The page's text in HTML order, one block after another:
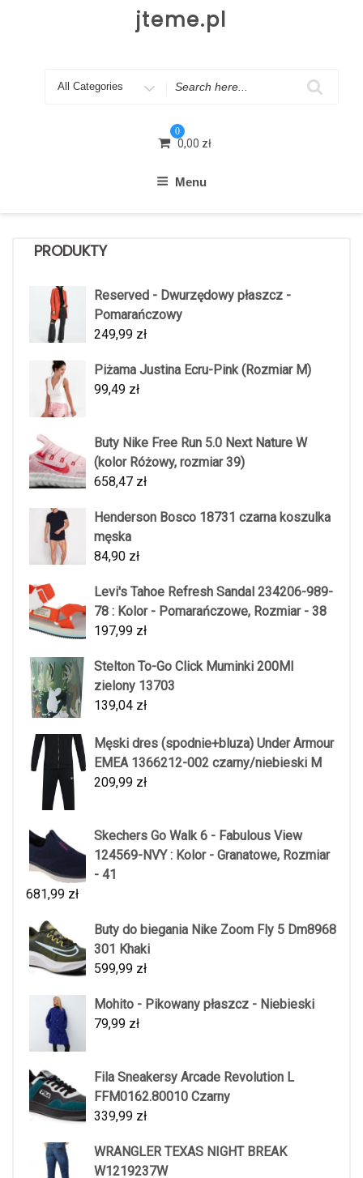
jteme.pl
Search
0
0,00 zł
Menu
PRODUKTY
Reserved - Dwurzędowy płaszcz -
Pomarańczowy
249,99 zł
Piżama Justina Ecru-Pink (Rozmiar M)
99,49 zł
Buty Nike Free Run 5.0 Next Nature W
(kolor Różowy, rozmiar 39)
658,47 zł
Henderson Bosco 18731 czarna koszulka
męska
84,90 zł
Levi's Tahoe Refresh Sandal 234206-989-
78 : Kolor - Pomarańczowe, Rozmiar - 38
197,99 zł
Stelton To-Go Click Muminki 200Ml
zielony 13703
139,04 zł
Męski dres (spodnie+bluza) Under Armour
EMEA 1366212-002 czarny/niebieski M
209,99 zł
Skechers Go Walk 6 - Fabulous View
124569-NVY : Kolor - Granatowe, Rozmiar
- 41
681,99 zł
Buty do biegania Nike Zoom Fly 5 Dm8968
301 Khaki
599,99 zł
Mohito - Pikowany płaszcz - Niebieski
79,99 zł
Fila Sneakersy Arcade Revolution L
FFM0162.80010 Czarny
339,99 zł
WRANGLER TEXAS NIGHT BREAK
W1219237W